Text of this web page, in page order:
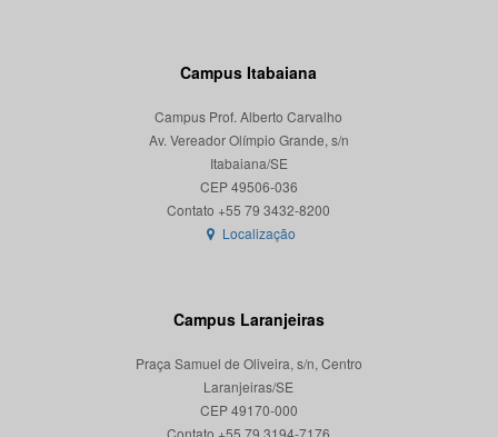
Campus Itabaiana
Campus Prof. Alberto Carvalho
Av. Vereador Olímpio Grande, s/n
Itabaiana/SE
CEP 49506-036
Localização
Campus Laranjeiras
Praça Samuel de Oliveira, s/n, Centro
Laranjeiras/SE
CEP 49170-000